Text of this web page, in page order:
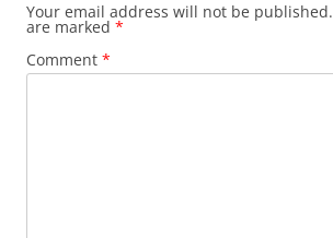
Your email address will not be published.
are marked *
Comment *